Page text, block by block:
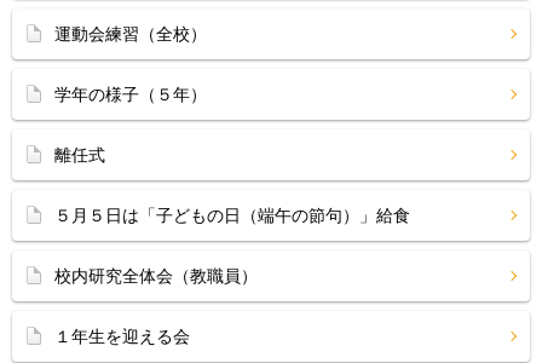
運動会練習（全校）
学年の様子（５年）
離任式
５月５日は「子どもの日（端午の節句）」給食
校内研究全体会（教職員）
１年生を迎える会